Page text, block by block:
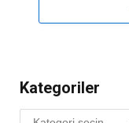
Kategoriler
Kategoriler